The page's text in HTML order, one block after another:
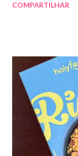
Preço R$7,99.
COMPARTILHAR